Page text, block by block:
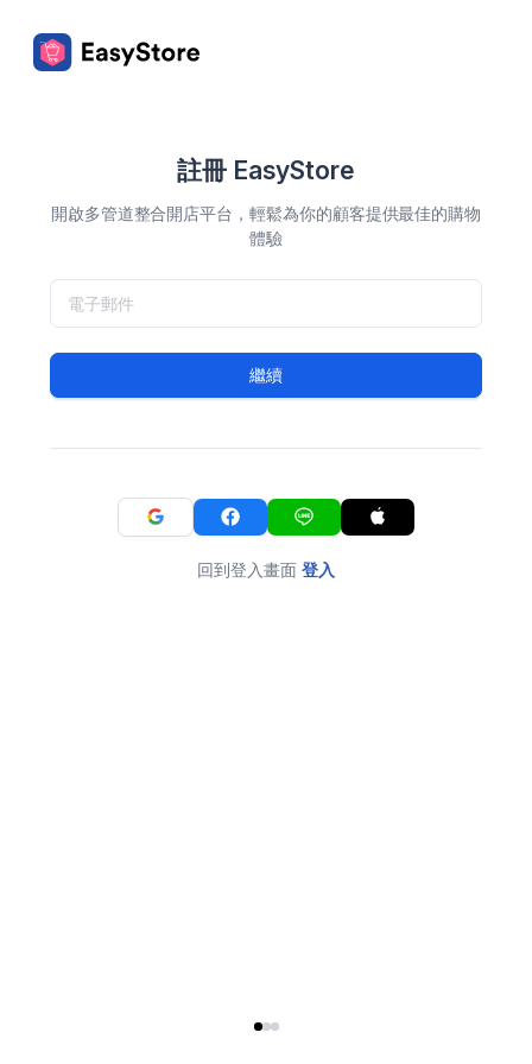
註冊 EasyStore
開啟多管道整合開店平台，輕鬆為你的顧客提供最佳的購物
體驗
繼續
回到登入畫面 登入